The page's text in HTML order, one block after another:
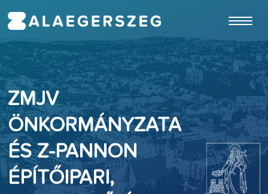
ZMJV
ÖNKORMÁNYZATA
ÉS Z-PANNON
ÉPÍTŐIPARI,